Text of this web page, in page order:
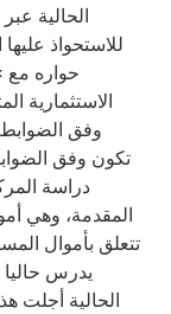
الحالية
للاستحواذ
حواره مع
الاستثمارية
وفق الضوابط
تكون وفق
دراسة
المقدمة، وهي
تتعلق بأموال
يدرس حاليا
الحالية أجلت